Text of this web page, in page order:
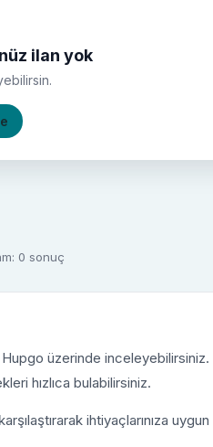
ilan yok
0 sonuç
üzerinde
hızlıca bulabilirsiniz.
ihtiyaçlarınıza